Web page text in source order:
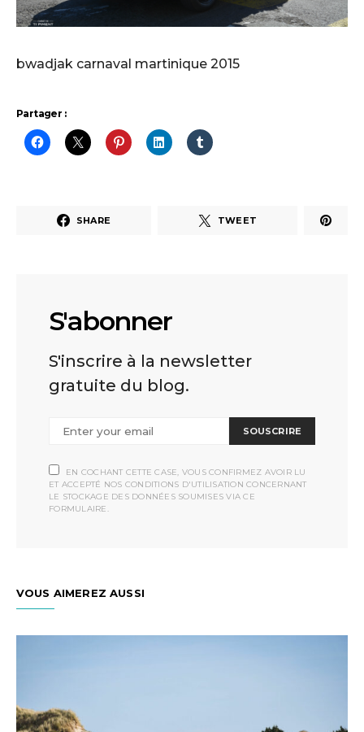
bwadjak carnaval martinique 2015
Partager :
SHARE TWEET
S'abonner
S'inscrire à la newsletter
gratuite du blog.
SOUSCRIRE
EN COCHANT CETTE CASE, VOUS CONFIRMEZ AVOIR LU
ET ACCEPTÉ NOS CONDITIONS D'UTILISATION CONCERNANT
LE STOCKAGE DES DONNÉES SOUMISES VIA CE
FORMULAIRE.
VOUS AIMEREZ AUSSI